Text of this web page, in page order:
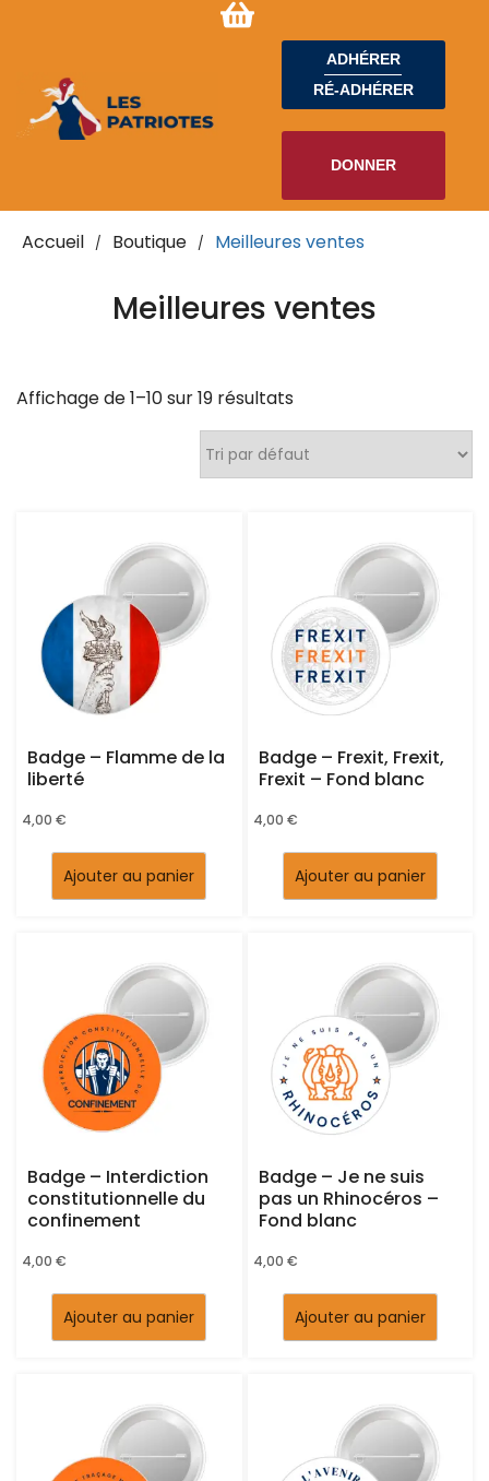
ADHÉRER
RÉ-ADHÉRER
DONNER
Accueil / Boutique / Meilleures ventes
Meilleures ventes
Affichage de 1–10 sur 19 résultats
Badge – Flamme de la
liberté
4,00 €
Ajouter au panier
Badge – Frexit, Frexit,
Frexit – Fond blanc
4,00 €
Ajouter au panier
Badge – Interdiction
constitutionnelle du
confinement
4,00 €
Ajouter au panier
Badge – Je ne suis
pas un Rhinocéros –
Fond blanc
4,00 €
Ajouter au panier